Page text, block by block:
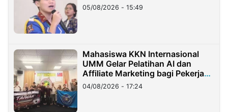
05/08/2026 - 15:49
Mahasiswa KKN Internasional
UMM Gelar Pelatihan AI dan
Affiliate Marketing bagi Pekerja
Migran Indonesia di Taiwan
04/08/2026 - 17:24